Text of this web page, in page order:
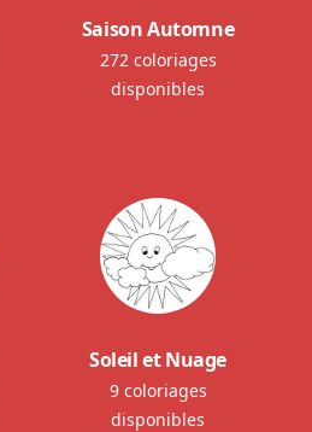
Saison Automne
272 coloriages
disponibles
Soleil et Nuage
9 coloriages
disponibles